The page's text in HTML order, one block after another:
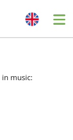
in music: